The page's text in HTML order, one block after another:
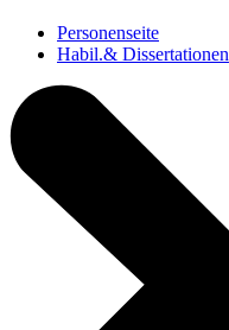
Personenseite
Habil.& Dissertationen